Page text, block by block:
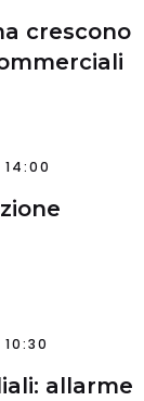
crescono
allarme